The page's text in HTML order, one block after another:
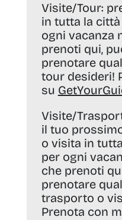
Visite/Tour:
in tutta la
ogni vacanza
prenoti qui,
prenotare
tour desideri!
su
Visite/
il tuo
o visita in
per ogni
che prenoti
prenotare
trasporto o
Prenota con